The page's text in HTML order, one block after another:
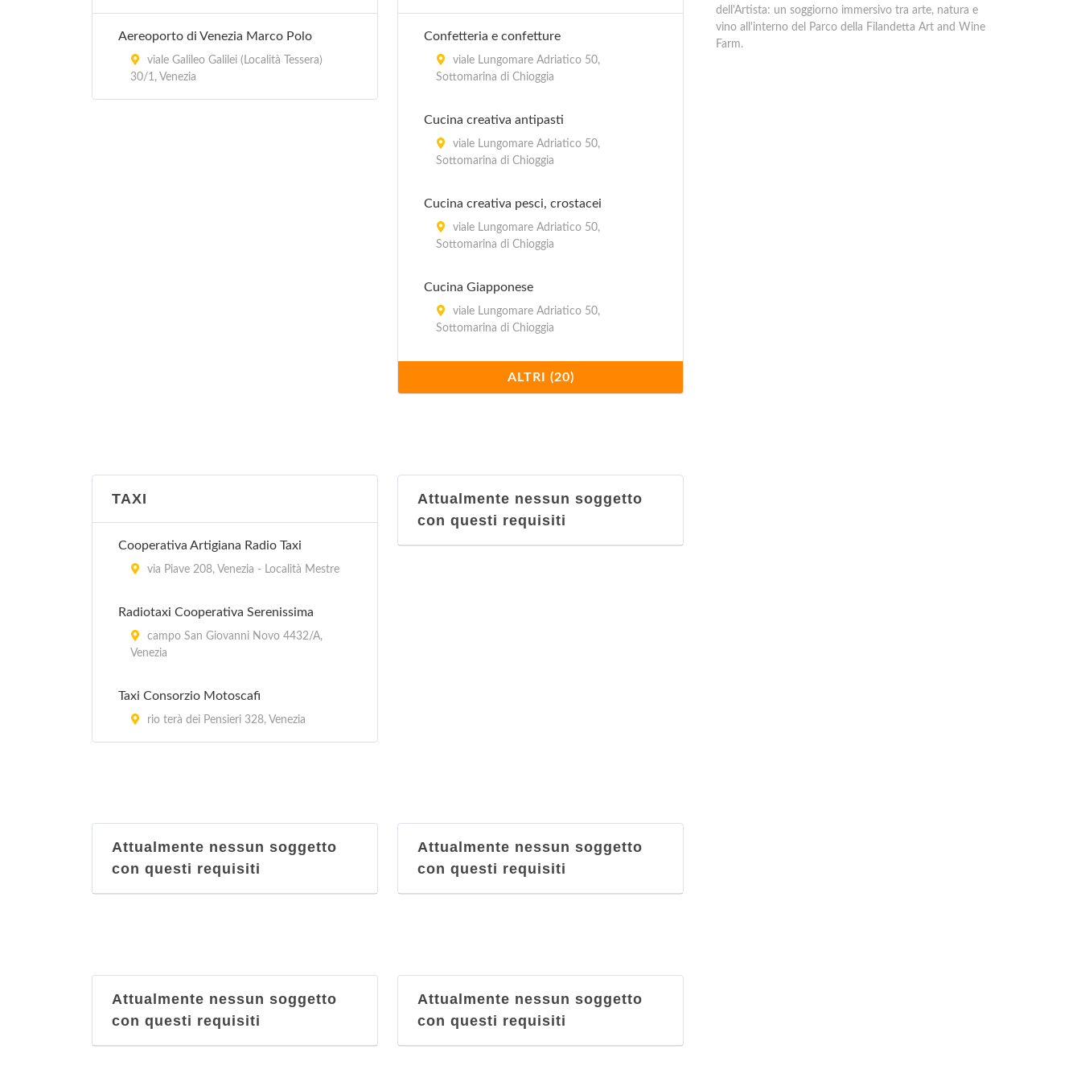
Aereoporto di Venezia Marco Polo
viale Galileo Galilei (Località Tessera)
30/1, Venezia
Confetteria e confetture
viale Lungomare Adriatico 50,
Sottomarina di Chioggia
Cucina creativa antipasti
viale Lungomare Adriatico 50,
Sottomarina di Chioggia
Cucina creativa pesci, crostacei
viale Lungomare Adriatico 50,
Sottomarina di Chioggia
Cucina Giapponese
viale Lungomare Adriatico 50,
Sottomarina di Chioggia
viale Lungomare Adriatico 50,
Campo Trino Bottani 2, Caorle
Cucina mediterranea
viale Lungomare Adriatico 50,
Gelato
viale Lungomare Adriatico 50,
Sottomarina di Chioggia
ALTRI (20)
TAXI
Cooperativa Artigiana Radio Taxi
via Piave 208, Venezia - Località Mestre
Radiotaxi Cooperativa Serenissima
campo San Giovanni Novo 4432/A,
Venezia
Taxi Consorzio Motoscafi
rio terà dei Pensieri 328, Venezia
Attualmente nessun soggetto
con questi requisiti
Attualmente nessun soggetto
con questi requisiti
Attualmente nessun soggetto
con questi requisiti
Attualmente nessun soggetto
con questi requisiti
Attualmente nessun soggetto
con questi requisiti
dell'Artista: un soggiorno immersivo tra arte, natura e
vino all'interno del Parco della Filandetta Art and Wine
Farm.